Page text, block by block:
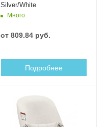
Silver/White
Много
от 809.84 руб.
Подробнее